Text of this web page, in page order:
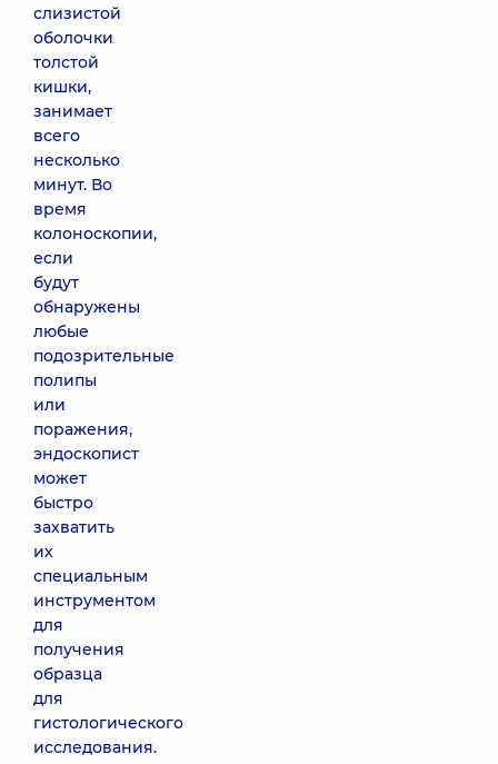
слизистой
оболочки
толстой
кишки,
занимает
всего
несколько
минут. Во
время
колоноскопии,
если
будут
обнаружены
любые
подозрительные
полипы
или
поражения,
эндоскопист
может
быстро
захватить
их
специальным
инструментом
для
получения
образца
для
гистологического
исследования.